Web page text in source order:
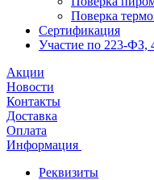
Поверка
Сертификация
Участие по 223-
Акции
Новости
Контакты
Доставка
Оплата
Информация
Реквизиты